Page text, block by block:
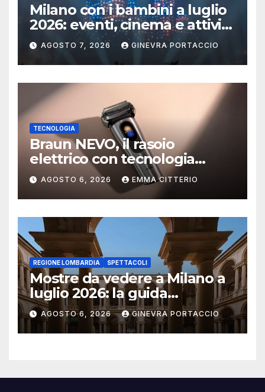
Milano con i bambini a luglio
2026: eventi, cinema e attività
per famiglie
AGOSTO 7, 2026 GINEVRA PORTACCIO
TECNOLOGIA
Braun NEVO, il rasoio
elettrico con tecnologia
AeroTouch
AGOSTO 6, 2026 EMMA CITTERIO
REGIONE LOMBARDIA SPETTACOLI
Mostre da vedere a Milano a
luglio 2026: la guida
aggiornata
AGOSTO 6, 2026 GINEVRA PORTACCIO